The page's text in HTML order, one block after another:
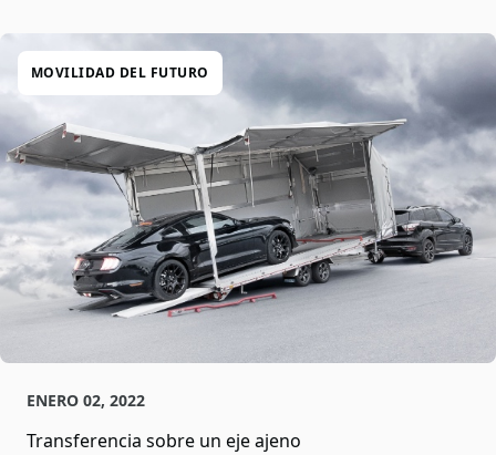
MOVILIDAD DEL FUTURO
ENERO 02, 2022
Transferencia sobre un eje ajeno